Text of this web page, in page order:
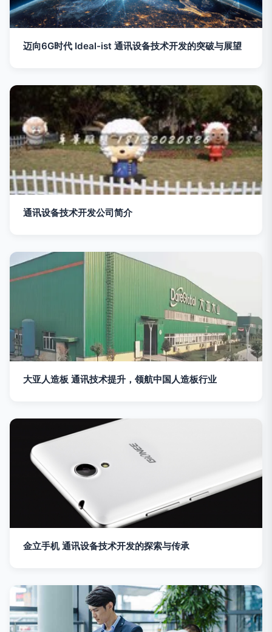
迈向6G时代 Ideal-ist 通讯设备技术开发的突破与展望
通讯设备技术开发公司简介
大亚人造板 通讯技术提升，领航中国人造板行业
金立手机 通讯设备技术开发的探索与传承